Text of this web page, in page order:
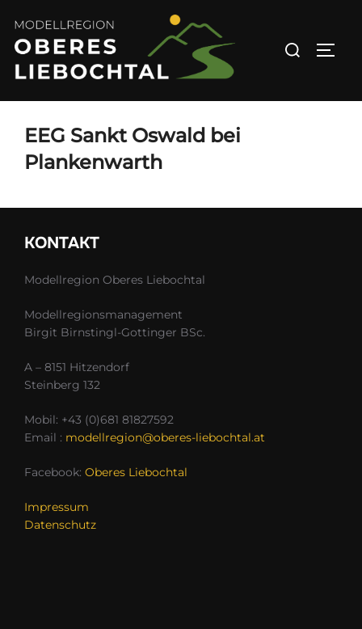
Inhalt
springen
Suchen
EEG Sankt Oswald bei
Plankenwarth
KONTAKT
Modellregion Oberes Liebochtal
Modellregionsmanagement
Birgit Birnstingl-Gottinger BSc.
A – 8151 Hitzendorf
Steinberg 132
Mobil: +43 (0)681 81827592
Email : modellregion@oberes-liebochtal.at
Facebook: Oberes Liebochtal
Impressum
Datenschutz